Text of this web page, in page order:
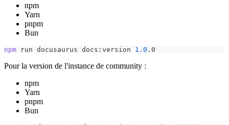
npm
Yarn
pnpm
Bun
npm run docusaurus docs:version 1.0 .0
Pour la version de l'instance de community :
npm
Yarn
pnpm
Bun